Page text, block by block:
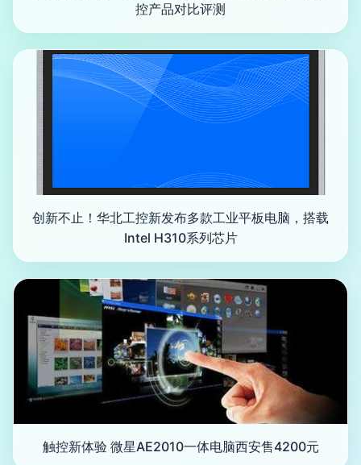
控产品对比评测
创新不止！华北工控新发布多款工业平板电脑，搭载
Intel H310系列芯片
触控新体验 微星AE2010一体电脑西安售4200元